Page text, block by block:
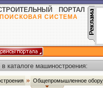
ПОРТАЛ
СИСТЕМА
каталоге машиностроения:
Общепромышленное